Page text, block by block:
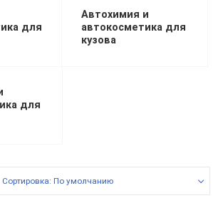
для
Автохимия и
автокосметика для
кузова
для
Сортировка: По умолчанию